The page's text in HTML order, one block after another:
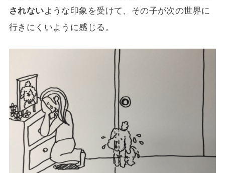
されないような印象を受けて、その子が次の世界に
行きにくいように感じる。